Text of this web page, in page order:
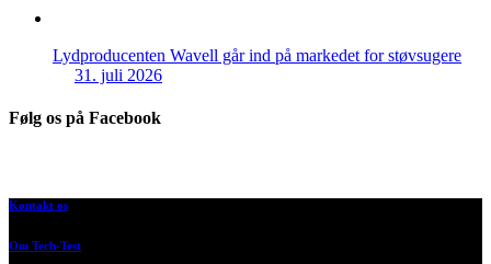
Lydproducenten Wavell går ind på markedet for støvsugere
31. juli 2026
Følg os på Facebook
Kontakt os
Om Tech-Test